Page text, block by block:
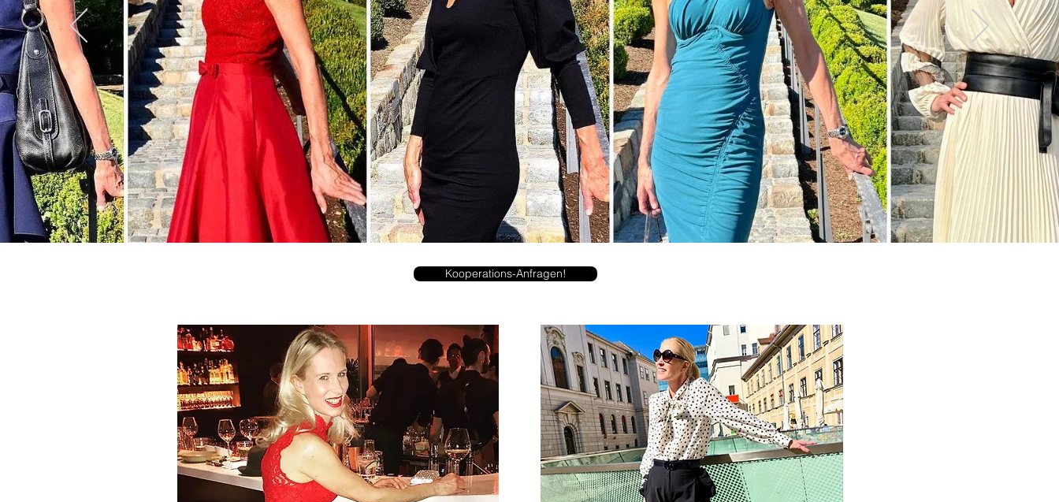
Kooperations-Anfragen!